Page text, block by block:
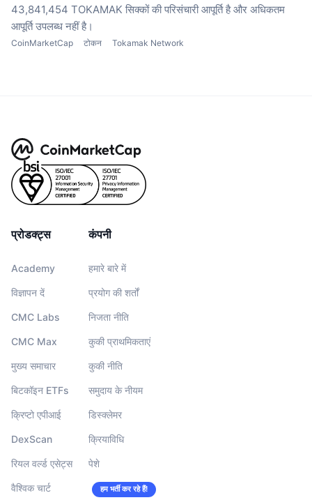
43,841,454 TOKAMAK सिक्कों की परिसंचारी आपूर्ति है और अधिकतम
आपूर्ति उपलब्ध नहीं है।
CoinMarketCap टोकन Tokamak Network
प्रोडक्ट्स
Academy
विज्ञापन दें
CMC Labs
CMC Max
मुख्य समाचार
बिटकॉइन ETFs
क्रिप्टो एपीआई
DexScan
रियल वर्ल्ड एसेट्स
वैश्विक चार्ट
कंपनी
हमारे बारे में
प्रयोग की शर्तों
निजता नीति
कुकी प्राथमिकताएं
कुकी नीति
समुदाय के नीयम
डिस्क्लेमर
क्रियाविधि
पेशे
हम भर्ती कर रहे हैं!